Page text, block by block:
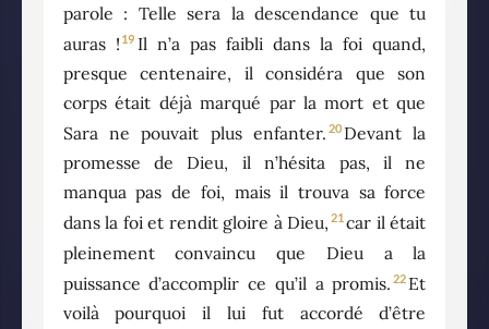
parole : Telle sera la descendance que tu
auras ! 19 Il n’a pas faibli dans la foi quand,
presque centenaire, il considéra que son
corps était déjà marqué par la mort et que
Sara ne pouvait plus enfanter. 20 Devant la
promesse de Dieu, il n’hésita pas, il ne
manqua pas de foi, mais il trouva sa force
dans la foi et rendit gloire à Dieu, 21 car il était
pleinement convaincu que Dieu a la
puissance d’accomplir ce qu’il a promis. 22 Et
voilà pourquoi il lui fut accordé d’être